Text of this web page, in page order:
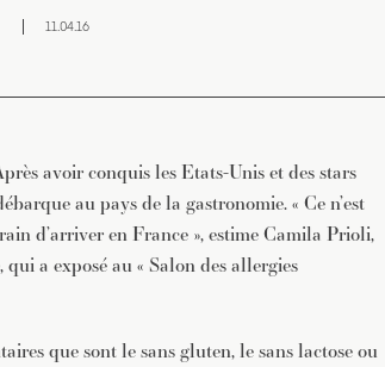
11.04.16
avoir conquis les Etats-Unis et des stars
au pays de la gastronomie. « Ce n’est
d’arriver en France », estime Camila Prioli,
a exposé au « Salon des allergies
que sont le sans gluten, le sans lactose ou